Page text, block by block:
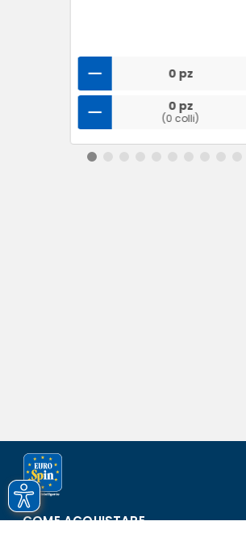
0 pz
0 pz
(0 colli)
COME ACQUISTARE